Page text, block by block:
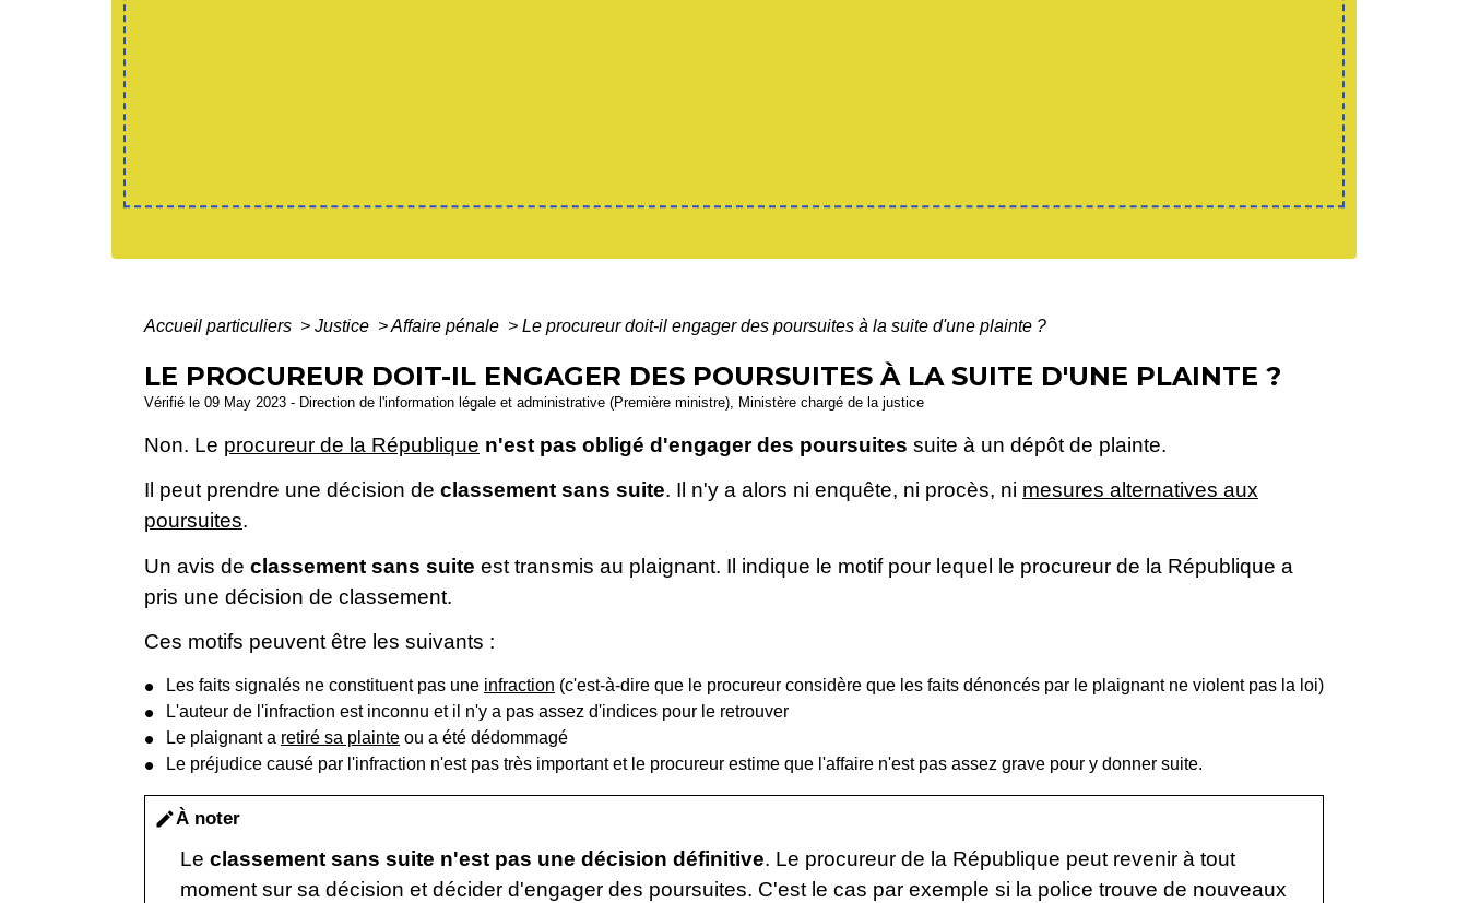
Accueil particuliers > Justice >Affaire pénale > Le procureur doit-il engager des poursuites à la suite d'une plainte ?
LE PROCUREUR DOIT-IL ENGAGER DES POURSUITES À LA SUITE D'UNE PLAINTE ?
Vérifié le 09 May 2023 - Direction de l'information légale et administrative (Première ministre), Ministère chargé de la justice
Non. Le procureur de la République n'est pas obligé d'engager des poursuites suite à un dépôt de plainte.
Il peut prendre une décision de classement sans suite. Il n'y a alors ni enquête, ni procès, ni mesures alternatives aux
poursuites.
Un avis de classement sans suite est transmis au plaignant. Il indique le motif pour lequel le procureur de la République a
pris une décision de classement.
Ces motifs peuvent être les suivants :
Les faits signalés ne constituent pas une infraction (c'est-à-dire que le procureur considère que les faits dénoncés par le plaignant ne violent pas la loi)
L'auteur de l'infraction est inconnu et il n'y a pas assez d'indices pour le retrouver
Le plaignant a retiré sa plainte ou a été dédommagé
Le préjudice causé par l'infraction n'est pas très important et le procureur estime que l'affaire n'est pas assez grave pour y donner suite.
editÀ noter
Le classement sans suite n'est pas une décision définitive. Le procureur de la République peut revenir à tout
moment sur sa décision et décider d'engager des poursuites. C'est le cas par exemple si la police trouve de nouveaux